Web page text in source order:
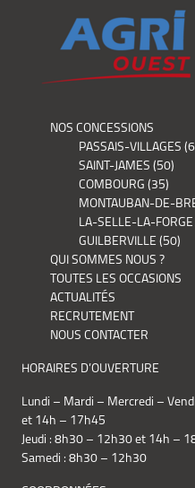
NOS CONCESSIONS
PASSAIS-VILLAGES
SAINT-JAMES (50)
COMBOURG (35)
MONTAUBAN-DE-
LA-SELLE-LA-
GUILBERVILLE (50)
QUI SOMMES NOUS ?
TOUTES LES OCCASIONS
ACTUALITÉS
RECRUTEMENT
NOUS CONTACTER
HORAIRES D’OUVERTURE
Lundi – Mardi – Mercredi –
et 14h – 17h45
Jeudi : 8h30 – 12h30 et 14h –
Samedi : 8h30 – 12h30